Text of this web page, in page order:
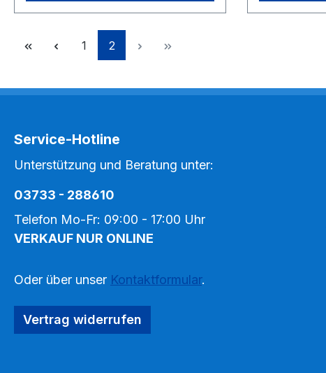
Seite
1 Seite
2
Service-Hotline
Unterstützung und Beratung unter:
03733 - 288610
Telefon Mo-Fr: 09:00 - 17:00 Uhr
VERKAUF NUR ONLINE
Oder über unser Kontaktformular.
Vertrag widerrufen